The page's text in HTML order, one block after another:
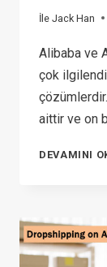
İle Jack Han
Alibaba ve
çok
aittir ve on
DEVAMINI